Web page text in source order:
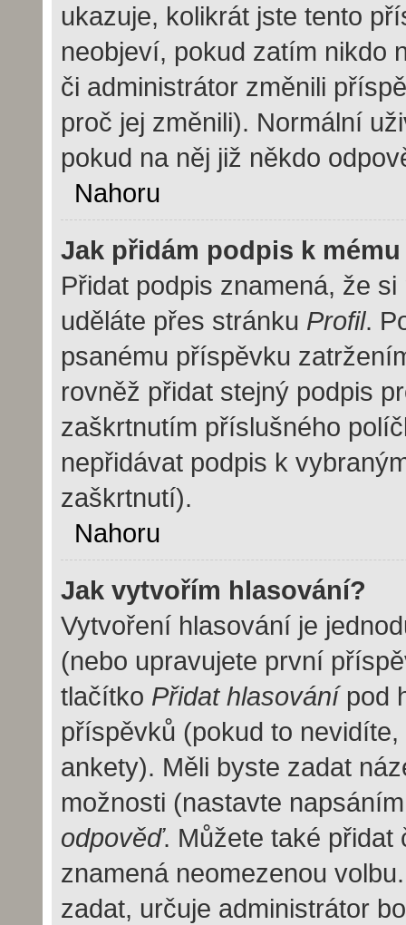
ukazuje, kolikrát jste tento
neobjeví, pokud zatím nikdo
či administrátor změnili
proč jej změnili). Normální
pokud na něj již někdo
Nahoru
Jak přidám podpis k
Přidat podpis znamená, že
uděláte přes stránku Profil.
psanému příspěvku
rovněž přidat stejný podpis
zaškrtnutím příslušného
nepřidávat podpis k
zaškrtnutí).
Nahoru
Jak vytvořím hlasování?
Vytvoření hlasování je
(nebo upravujete první
tlačítko Přidat hlasovánípod
příspěvků (pokud to
ankety). Měli byste zadat
možnosti (nastavte
odpověď. Můžete také přidat
znamená neomezenou
zadat, určuje administrátor